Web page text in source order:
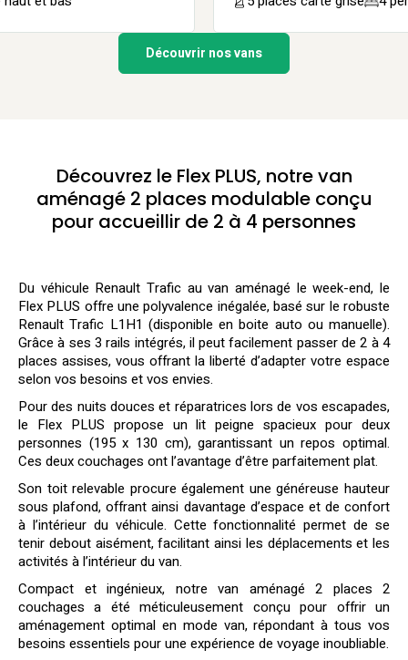
Découvrir nos vans
Découvrez le Flex PLUS, notre van
aménagé 2 places modulable conçu
pour accueillir de 2 à 4 personnes
Du véhicule Renault Trafic au van aménagé le week-end, le
Flex PLUS offre une polyvalence inégalée, basé sur le robuste
Renault Trafic L1H1 (disponible en boite auto ou manuelle).
Grâce à ses 3 rails intégrés, il peut facilement passer de 2 à 4
places assises, vous offrant la liberté d’adapter votre espace
selon vos besoins et vos envies.
Pour des nuits douces et réparatrices lors de vos escapades,
le Flex PLUS propose un lit peigne spacieux pour deux
personnes (195 x 130 cm), garantissant un repos optimal.
Ces deux couchages ont l’avantage d’être parfaitement plat.
Son toit relevable procure également une généreuse hauteur
sous plafond, offrant ainsi davantage d’espace et de confort
à l’intérieur du véhicule. Cette fonctionnalité permet de se
tenir debout aisément, facilitant ainsi les déplacements et les
activités à l’intérieur du van.
Compact et ingénieux, notre van aménagé 2 places 2
couchages a été méticuleusement conçu pour offrir un
aménagement optimal en mode van, répondant à tous vos
besoins essentiels pour une expérience de voyage inoubliable.